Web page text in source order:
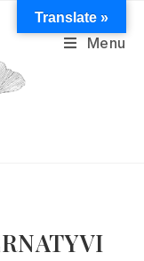
Menu
Translate »